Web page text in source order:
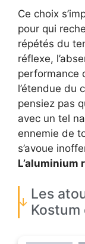
Ce choix
pour qui
répétés du
réflexe,
performance
l’étendue du
pensiez pas
avec un tel
ennemie de
s’avoue
L’aluminium
Les
Kostum